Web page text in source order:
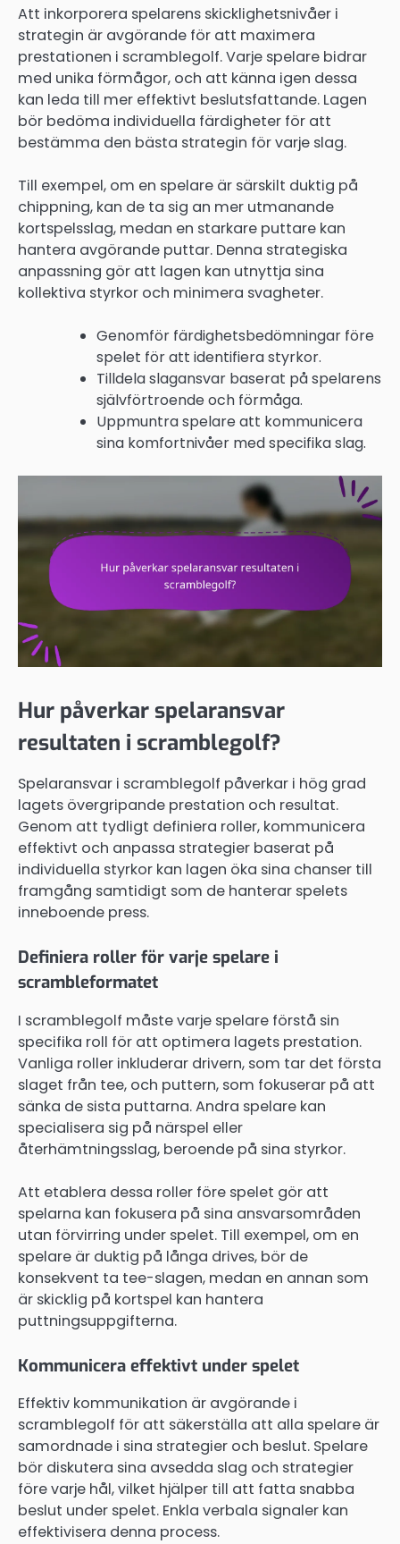
Att inkorporera spelarens skicklighetsnivåer i
strategin är avgörande för att maximera
prestationen i scramblegolf. Varje spelare bidrar
med unika förmågor, och att känna igen dessa
kan leda till mer effektivt beslutsfattande. Lagen
bör bedöma individuella färdigheter för att
bestämma den bästa strategin för varje slag.
Till exempel, om en spelare är särskilt duktig på
chippning, kan de ta sig an mer utmanande
kortspelsslag, medan en starkare puttare kan
hantera avgörande puttar. Denna strategiska
anpassning gör att lagen kan utnyttja sina
kollektiva styrkor och minimera svagheter.
Genomför färdighetsbedömningar före
spelet för att identifiera styrkor.
Tilldela slagansvar baserat på spelarens
självförtroende och förmåga.
Uppmuntra spelare att kommunicera
sina komfortnivåer med specifika slag.
Hur påverkar spelaransvar
resultaten i scramblegolf?
Spelaransvar i scramblegolf påverkar i hög grad
lagets övergripande prestation och resultat.
Genom att tydligt definiera roller, kommunicera
effektivt och anpassa strategier baserat på
individuella styrkor kan lagen öka sina chanser till
framgång samtidigt som de hanterar spelets
inneboende press.
Definiera roller för varje spelare i
scrambleformatet
I scramblegolf måste varje spelare förstå sin
specifika roll för att optimera lagets prestation.
Vanliga roller inkluderar drivern, som tar det första
slaget från tee, och puttern, som fokuserar på att
sänka de sista puttarna. Andra spelare kan
specialisera sig på närspel eller
återhämtningsslag, beroende på sina styrkor.
Att etablera dessa roller före spelet gör att
spelarna kan fokusera på sina ansvarsområden
utan förvirring under spelet. Till exempel, om en
spelare är duktig på långa drives, bör de
konsekvent ta tee-slagen, medan en annan som
är skicklig på kortspel kan hantera
puttningsuppgifterna.
Kommunicera effektivt under spelet
Effektiv kommunikation är avgörande i
scramblegolf för att säkerställa att alla spelare är
samordnade i sina strategier och beslut. Spelare
bör diskutera sina avsedda slag och strategier
före varje hål, vilket hjälper till att fatta snabba
beslut under spelet. Enkla verbala signaler kan
effektivisera denna process.